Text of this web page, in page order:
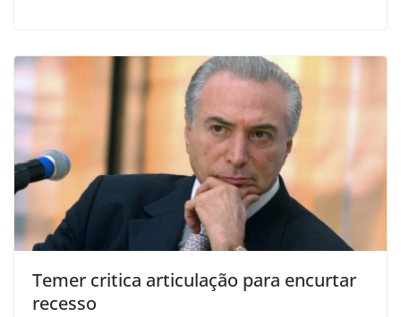
Temer critica articulação para encurtar
recesso